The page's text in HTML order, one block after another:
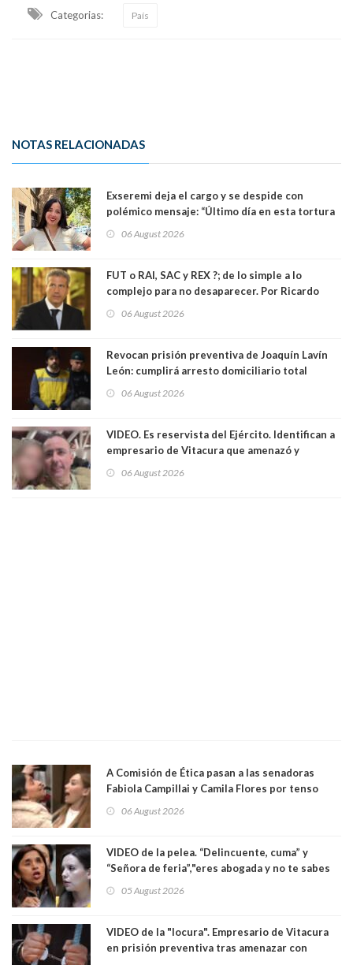
Categorias: País
NOTAS RELACIONADAS
Exseremi deja el cargo y se despide con
polémico mensaje: “Último día en esta tortura
06 August 2026
FUT o RAI, SAC y REX ?; de lo simple a lo
complejo para no desaparecer. Por Ricardo
06 August 2026
Revocan prisión preventiva de Joaquín Lavín
León: cumplirá arresto domiciliario total
06 August 2026
VIDEO. Es reservista del Ejército. Identifican a
empresario de Vitacura que amenazó y
al "ring raja". Se trata de Andrés Arrieta y la
06 August 2026
A Comisión de Ética pasan a las senadoras
Fabiola Campillai y Camila Flores por tenso
06 August 2026
VIDEO de la pelea. “Delincuente, cuma” y
“Señora de feria”,"eres abogada y no te sabes
senadoras Camila Flores y Fabiola Campillai en
05 August 2026
VIDEO de la "locura". Empresario de Vitacura
en prisión preventiva tras amenazar con